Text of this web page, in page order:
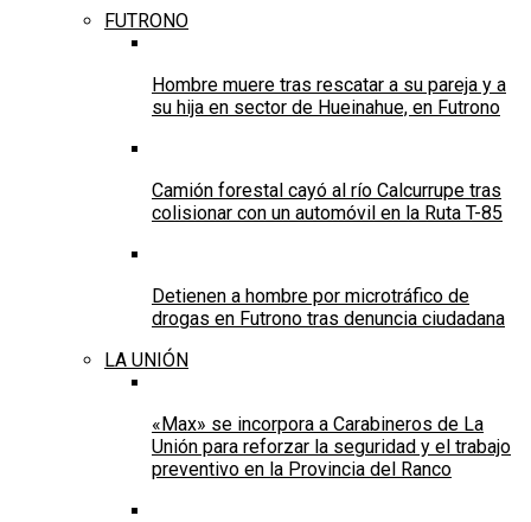
FUTRONO
Hombre muere tras rescatar a su pareja y a
su hija en sector de Hueinahue, en Futrono
Camión forestal cayó al río Calcurrupe tras
colisionar con un automóvil en la Ruta T-85
Detienen a hombre por microtráfico de
drogas en Futrono tras denuncia ciudadana
LA UNIÓN
«Max» se incorpora a Carabineros de La
Unión para reforzar la seguridad y el trabajo
preventivo en la Provincia del Ranco